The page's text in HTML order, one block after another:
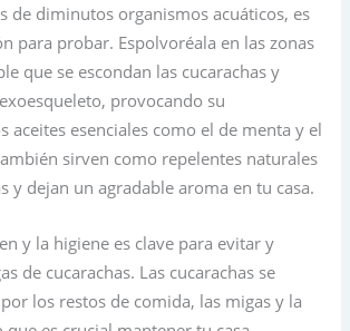
de diminutos organismos acuáticos, es
para probar. Espolvoréala en las zonas
que se escondan las cucarachas y
provocando su
aceites esenciales como el de menta y el
sirven como repelentes naturales
y dejan un agradable aroma en tu casa.
y la higiene es clave para evitar y
de cucarachas. Las cucarachas se
los restos de comida, las migas y la